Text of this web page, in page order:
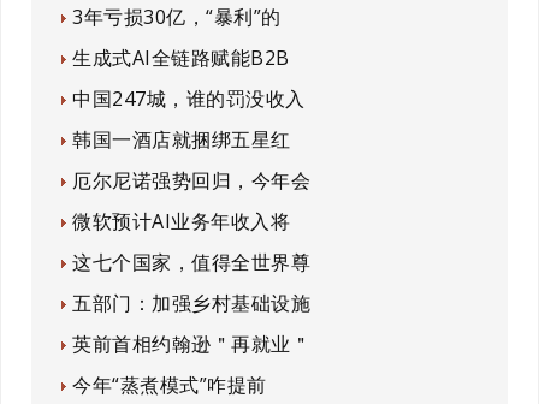
3年亏损30亿，“暴利”的
生成式AI全链路赋能B2B
中国247城，谁的罚没收入
韩国一酒店就捆绑五星红
厄尔尼诺强势回归，今年会
微软预计AI业务年收入将
这七个国家，值得全世界尊
五部门：加强乡村基础设施
英前首相约翰逊＂再就业＂
今年“蒸煮模式”咋提前